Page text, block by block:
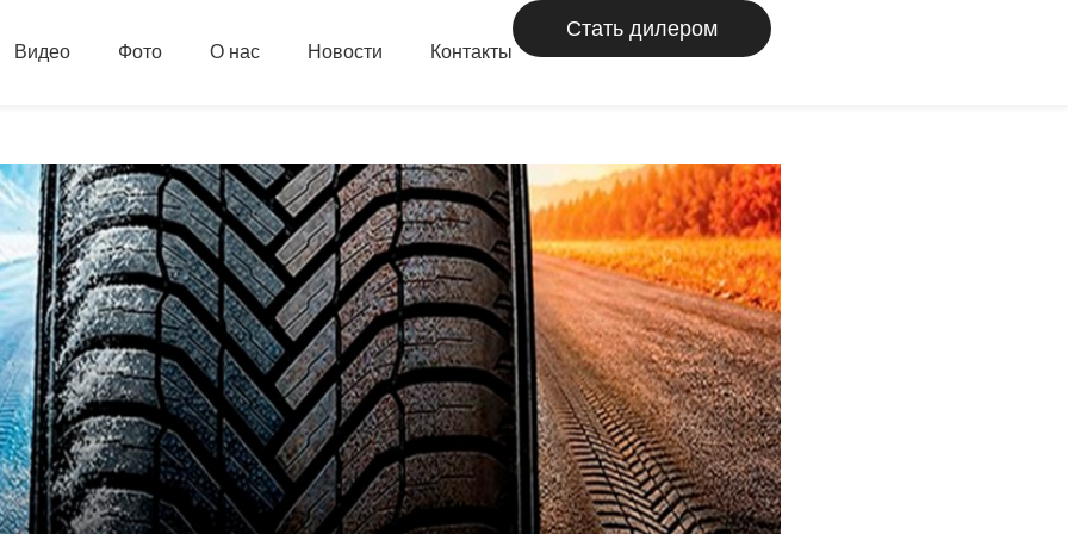
Видео Фото О нас Новости Контакты
Стать дилером